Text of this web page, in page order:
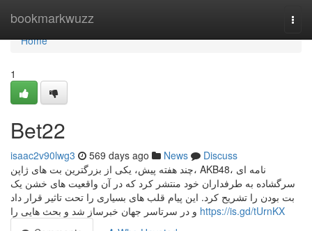
bookmarkwuzz
Home
Home
1
Bet22
isaac2v90lwg3 569 days ago News
Discuss
چند هفته پیش، یکی از بزرگترین بت های ژاپن، AKB48، نامه ای
سرگشاده به طرفداران خود منتشر کرد که در آن واقعیت های خشن یک
بت بودن را تشریح کرد. این پیام قلب های بسیاری را تحت تاثیر قرار داد
https://is.gd/tUrnKX